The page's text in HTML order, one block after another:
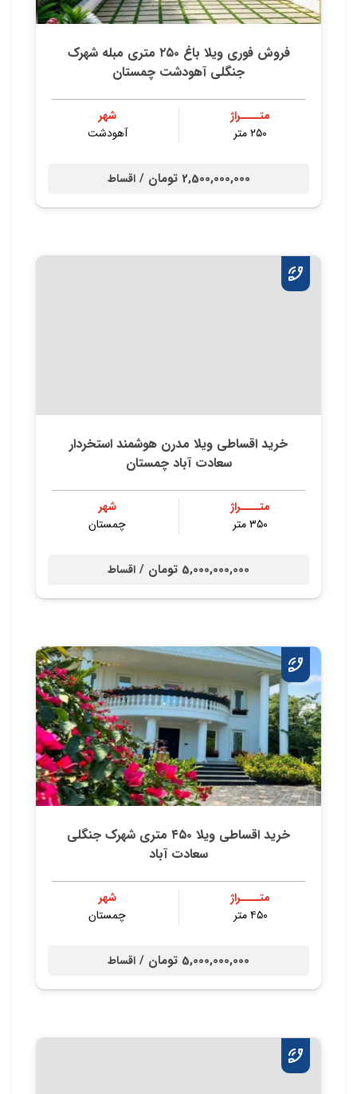
فروش فوری ویلا باغ ۲۵۰ متری مبله شهرک
جنگلی آهودشت چمستان
متــــراژ
۲۵۰ متر
شهر
آهودشت
2,500,000,000 تومان / اقساط
خرید اقساطی ویلا مدرن هوشمند استخردار
سعادت آباد چمستان
متــــراژ
۳۵۰ متر
شهر
چمستان
5,000,000,000 تومان / اقساط
خرید اقساطی ویلا ۴۵۰ متری شهرک جنگلی
سعادت آباد
متــــراژ
۴۵۰ متر
شهر
چمستان
5,000,000,000 تومان / اقساط